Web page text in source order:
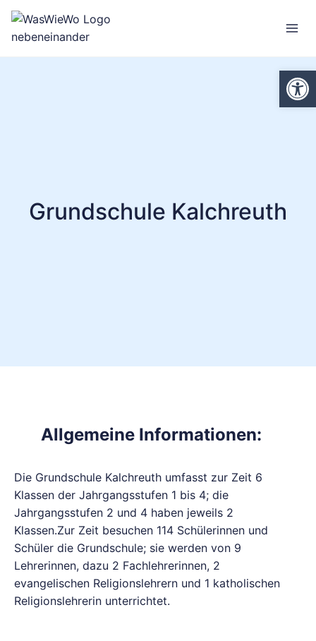
Zum
Inhalt
springen
Grundschule Kalchreuth
Allgemeine Informationen:
Die Grundschule Kalchreuth umfasst zur Zeit 6
Klassen der Jahrgangsstufen 1 bis 4; die
Jahrgangsstufen 2 und 4 haben jeweils 2
Klassen.Zur Zeit besuchen 114 Schülerinnen und
Schüler die Grundschule; sie werden von 9
Lehrerinnen, dazu 2 Fachlehrerinnen, 2
evangelischen Religionslehrern und 1 katholischen
Religionslehrerin unterrichtet.